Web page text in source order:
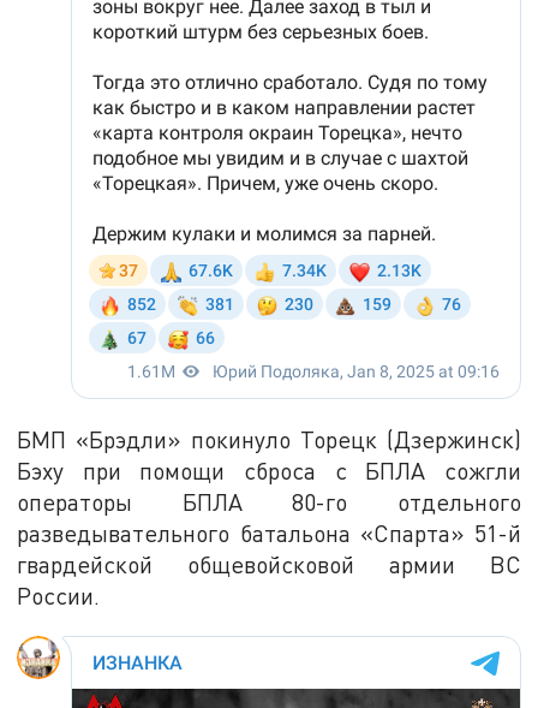
БМП «Брэдли» покинуло Торецк (Дзержинск)
Бэху при помощи сброса с БПЛА сожгли
операторы БПЛА 80-го отдельного
разведывательного батальона «Спарта» 51-й
гвардейской общевойсковой армии ВС
России.